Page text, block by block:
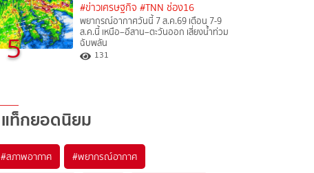
5
#ข่าวเศรษฐกิจ #TNN ช่อง16
พยากรณ์อากาศวันนี้ 7 ส.ค.69 เตือน 7-9
ส.ค.นี้ เหนือ–อีสาน–ตะวันออก เสี่ยงน้ำท่วม
ฉับพลัน
131
แท็กยอดนิยม
#สภาพอากาศ #พยากรณ์อากาศ